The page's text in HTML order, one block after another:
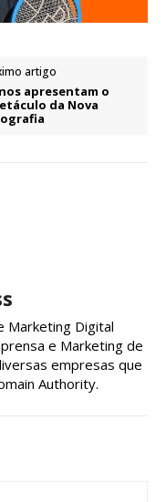
artigo
apresentam o
da Nova
Marketing Digital
e Marketing de
empresas que
Authority.